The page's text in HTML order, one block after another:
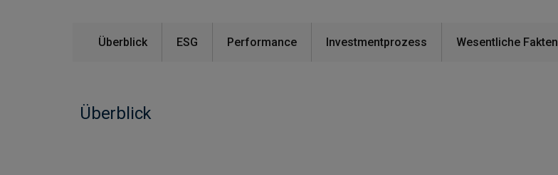
Überblick ESG Performance Investmentprozess Wesentliche Fakten
Überblick